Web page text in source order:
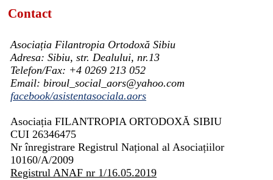
Contact
Asociația Filantropia Ortodoxă Sibiu
Adresa: Sibiu, str. Dealului, nr.13
Telefon/Fax: +4 0269 213 052
Email: biroul_social_aors@yahoo.com
facebook/asistentasociala.aors
Asociația FILANTROPIA ORTODOXĂ SIBIU
CUI 26346475
Nr înregistrare Registrul Național al Asociațiilor
10160/A/2009
Registrul ANAF nr 1/16.05.2019